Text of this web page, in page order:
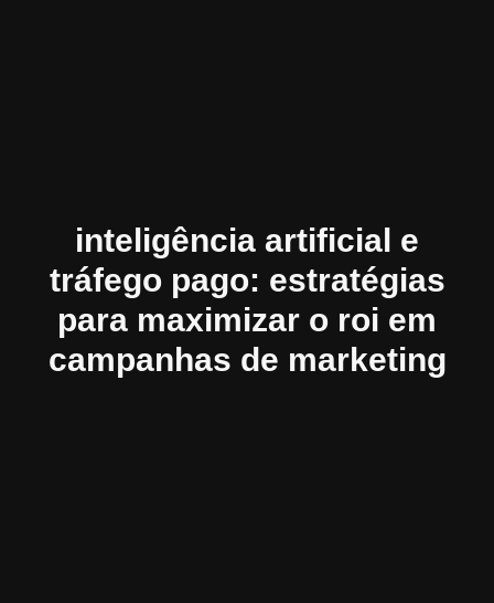
inteligência artificial e
tráfego pago: estratégias
para maximizar o roi em
campanhas de marketing